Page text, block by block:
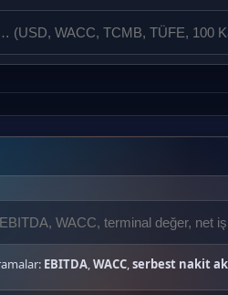
EBITDA,WACC,serbest nakit